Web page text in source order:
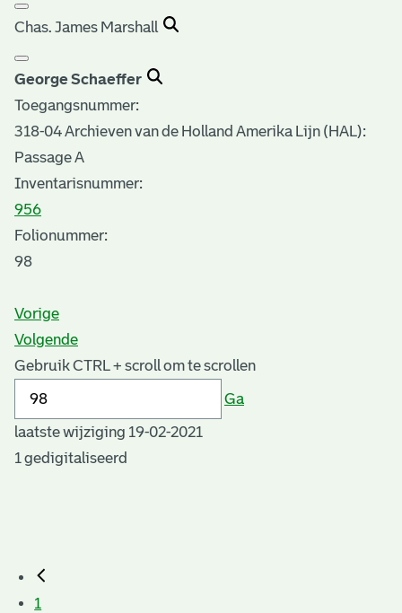
Chas. James Marshall
George Schaeffer
Toegangsnummer:
318-04 Archieven van de Holland Amerika Lijn (HAL):
Passage A
Inventarisnummer:
956
Folionummer:
98
Vorige
Volgende
Gebruik CTRL + scroll om te scrollen
Ga
laatste wijziging 19-02-2021
1 gedigitaliseerd
1